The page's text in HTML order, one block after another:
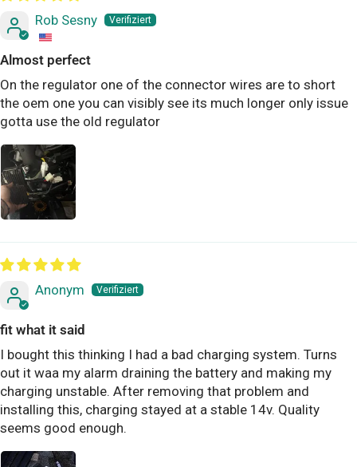
Rob Sesny
Almost perfect
On the regulator one of the connector wires are to short
the oem one you can visibly see its much longer only issue
gotta use the old regulator
Anonym
fit what it said
I bought this thinking I had a bad charging system. Turns
out it waa my alarm draining the battery and making my
charging unstable. After removing that problem and
installing this, charging stayed at a stable 14v. Quality
seems good enough.